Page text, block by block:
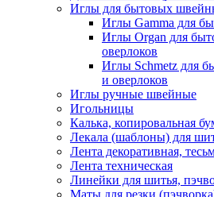
Иглы для бытовых
Иглы Gamma для
Иглы Organ для
оверлоков
Иглы Schmetz для
и оверлоков
Иглы ручные швейные
Игольницы
Калька, копировальная
Лекала (шаблоны) для
Лента декоративная,
Лента техническая
Линейки для шитья,
Маты для резки